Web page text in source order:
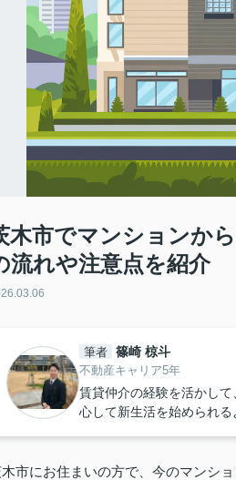
木市でマンションか
流れや注意点を紹介
筆者 篠崎 椋斗
不動産キャリア5年
賃貸仲介の経験を活かし
心して新生活を始められる
市にお住まいの方で、今のマンシ